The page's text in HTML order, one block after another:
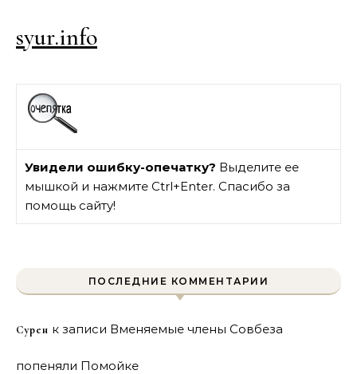
syur.info
Увидели ошибку-опечатку? Выделите ее
мышкой и нажмите Ctrl+Enter. Спасибо за
помощь сайту!
ПОСЛЕДНИЕ КОММЕНТАРИИ
Сурен к записи Вменяемые члены Совбеза
попеняли Помойке